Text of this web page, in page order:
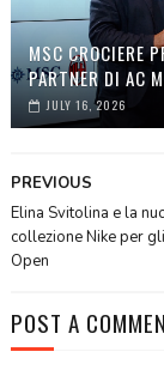
MSC CROCIERE
PARTNER DI AC
JULY 16, 2026
PREVIOUS
Elina Svitolina e la
collezione Nike per
Open
POST A